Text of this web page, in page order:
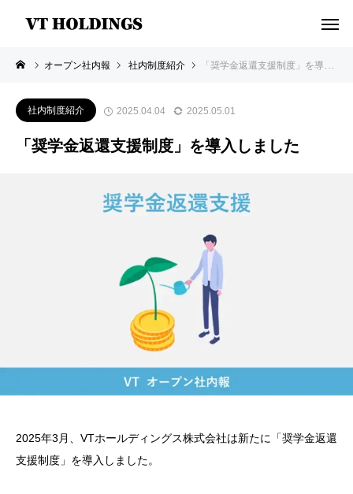
オープン社内報 社内制度紹介 「奨学金返還支援制度」を導入しました
社内制度紹介 2025.04.04 2025.05.01
「奨学金返還支援制度」を導入しました
2025年3月、VTホールディングス株式会社は新たに「奨学金返還
支援制度」を導入しました。